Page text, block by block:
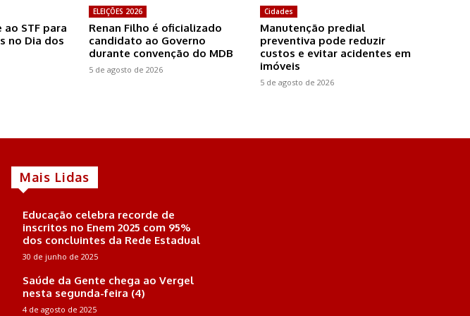
STF para
no Dia dos
ELEIÇÕES 2026
Renan Filho é oficializado
candidato ao Governo
durante convenção do MDB
5 de agosto de 2026
Cidades
Manutenção predial
preventiva pode reduzir
custos e evitar acidentes em
imóveis
5 de agosto de 2026
Mais Lidas
Educação celebra recorde de
inscritos no Enem 2025 com 95%
dos concluintes da Rede Estadual
30 de junho de 2025
Saúde da Gente chega ao Vergel
nesta segunda-feira (4)
4 de agosto de 2025